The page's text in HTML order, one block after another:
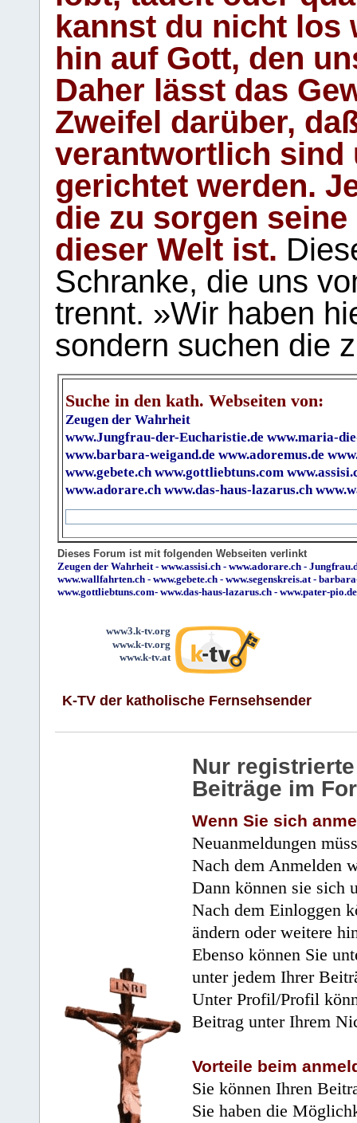
kannst du nicht los
hin auf Gott, den
Daher lässt das
Zweifel darüber,
verantwortlich sind
gerichtet werden.
die zu sorgen
dieser Welt ist.
Schranke, die uns
trennt. »Wir haben
sondern suchen die
Suche in den kath. Webseiten von:
Zeugen der Wahrheit
www.Jungfrau-der-Eucharistie.de www.maria-
www.barbara-weigand.de www.adoremus.de
www.gebete.ch www.gottliebtuns.com
www.adorare.ch www.das-haus-lazarus.ch
Dieses Forum ist mit folgenden Webseiten verlinkt
Zeugen der Wahrheit - www.assisi.ch - www.adorare.ch -
www.wallfahrten.ch - www.gebete.ch - www.segenskreis.at -
www.gottliebtuns.com- www.das-haus-lazarus.ch - www.pater-pio.de
www3.k-tv.org
www.k-tv.org
www.k-tv.at
K-TV der katholische Fernsehsender
Nur
Beiträge im
Wenn Sie sich
Neuanmeldungen
Nach dem Anmelden
Dann können sie sich
Nach dem Einloggen
ändern oder weitere
Ebenso können Sie
unter jedem Ihrer
Unter Profil/Profil
Beitrag unter Ihrem
Vorteile beim
Sie können Ihren
Sie haben die